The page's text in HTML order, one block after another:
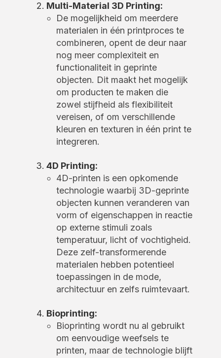
Multi-Material 3D Printing:
De mogelijkheid om meerdere
materialen in één printproces te
combineren, opent de deur naar
nog meer complexiteit en
functionaliteit in geprinte
objecten. Dit maakt het mogelijk
om producten te maken die
zowel stijfheid als flexibiliteit
vereisen, of om verschillende
kleuren en texturen in één print te
integreren.
4D Printing:
4D-printen is een opkomende
technologie waarbij 3D-geprinte
objecten kunnen veranderen van
vorm of eigenschappen in reactie
op externe stimuli zoals
temperatuur, licht of vochtigheid.
Deze zelf-transformerende
materialen hebben potentieel
toepassingen in de mode,
architectuur en zelfs ruimtevaart.
Bioprinting:
Bioprinting wordt nu al gebruikt
om eenvoudige weefsels te
printen, maar de technologie blijft